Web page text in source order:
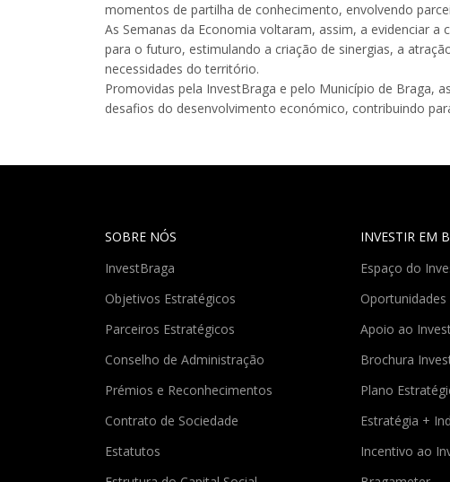
momentos de partilha de conhecimento, envolvendo
As Semanas da Economia voltaram, assim, a evidenciar
para o futuro, estimulando a criação de sinergias, a
necessidades do território.
Promovidas pela InvestBraga e pelo Município de Braga,
desafios do desenvolvimento económico, contribuindo
SOBRE NÓS
InvestBraga
Objetivos Estratégicos
Parceiros Estratégicos
Conselho de Administração
Prémios e Reconhecimentos
Contrato de Sociedade
Estatutos
INVESTIR EM
Espaço do
Apoio ao
Brochura
Plano
Estratégia +
Incentivo ao